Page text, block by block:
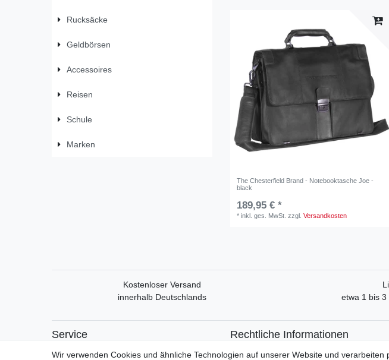
Rucksäcke
Geldbörsen
Accessoires
Reisen
Schule
Marken
The Chesterfield Brand - Notebooktasche Joe -
black
189,95 € *
*inkl. ges. MwSt. zzgl.Versandkosten
Kostenloser Versand
innerhalb Deutschlands
etwa 1 bis 3
Service
Mein Konto
Rechtliche Informationen
Widerrufsrecht
Wir verwenden Cookies und ähnliche Technologien auf unserer Website und verarbeiten